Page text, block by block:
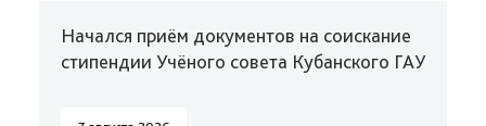
Начался приём документов на соискание
стипендии Учёного совета Кубанского ГАУ